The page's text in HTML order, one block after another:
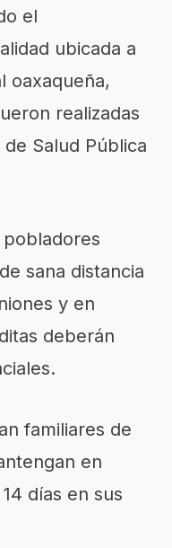
el
ubicada a
oaxaqueña,
realizadas
Salud Pública
sana distancia
y en
deberán
familiares de
en
días en sus